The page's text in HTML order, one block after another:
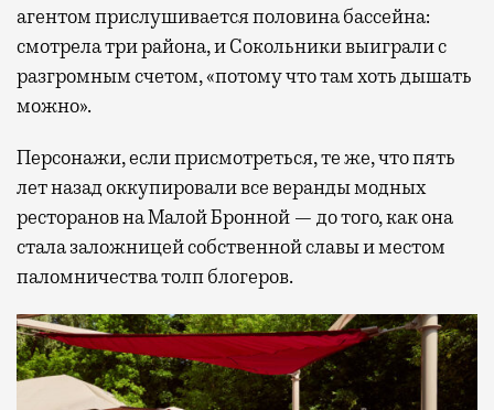
агентом прислушивается половина бассейна:
смотрела три района, и Сокольники выиграли с
разгромным счетом, «потому что там хоть дышать
можно».
Персонажи, если присмотреться, те же, что пять
лет назад оккупировали все веранды модных
ресторанов на Малой Бронной — до того, как она
стала заложницей собственной славы и местом
паломничества толп блогеров.